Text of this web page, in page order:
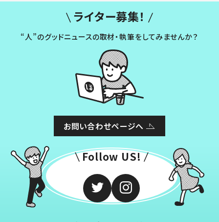
ライター募集！
“人”のグッドニュースの取材・執筆をしてみませんか？
お問い合わせページへ
Follow US!